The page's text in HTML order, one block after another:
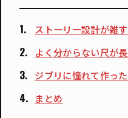
ストーリー設計が雑
よく分からない尺が
ジブリに憧れて作っ
まとめ